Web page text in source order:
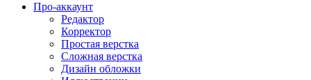
Про-аккаунт
Редактор
Корректор
Простая верстка
Сложная верстка
Дизайн обложки